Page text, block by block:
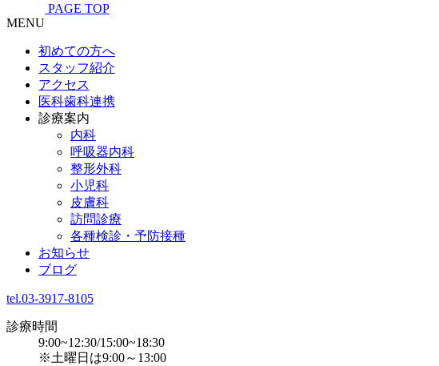
PAGE TOP
MENU
初めての方へ
スタッフ紹介
アクセス
医科歯科連携
診療案内
内科
呼吸器内科
整形外科
小児科
皮膚科
訪問診療
各種検診・予防接種
お知らせ
ブログ
tel.03-3917-8105
診療時間
9:00~12:30/15:00~18:30
※土曜日は9:00～13:00